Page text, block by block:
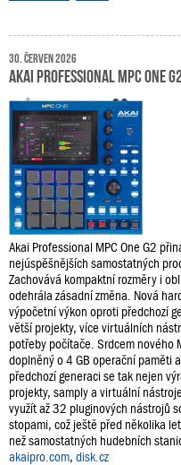
30. červen 2026
Akai Professional MPC One
Akai Professional MPC One G2
nejúspěšnějších samostatných
Zachovává kompaktní rozměry i
odehrála zásadní změna. Nová
výpočetní výkon oproti předchozí
větší projekty, více virtuálních
potřeby počítače. Srdcem nového
doplněný o 4 GB operační paměti
předchozí generaci se tak nejen
projekty, samply a virtuální
využít až 32 pluginových nástrojů
stopami, což ještě před několika
než samostatných hudebních
akaipro.com, disk.cz